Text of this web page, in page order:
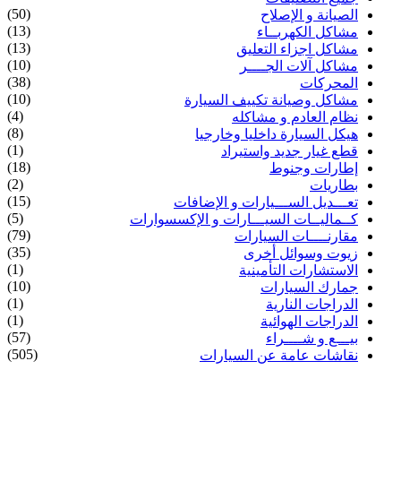
الصيانة و الإصلاح
(50)
مشاكل الكهربــاء
(13)
مشاكل اجزاء التعليق
(13)
مشاكل آلات الجــــر
(10)
المحركات
(38)
مشاكل وصيانة تكييف السيارة
(10)
نظام العادم و مشاكله
(4)
هيكل السيارة داخليا وخارجيا
(8)
قطع غيار جديد واستيراد
(1)
إطارات وجنوط
(18)
بطاريات
(2)
تعـــديل الســـيارات و الإضافات
(15)
كــماليــات السيـــارات و الإكسسوارات
(5)
مقارنــــات السيارات
(79)
زيوت وسوائل أخرى
(35)
الاستشارات التأمينية
(1)
جمارك السيارات
(10)
الدراجات النارية
(1)
الدراجات الهوائية
(1)
بيـــع و شــــراء
(57)
نقاشات عامة عن السيارات
(505)